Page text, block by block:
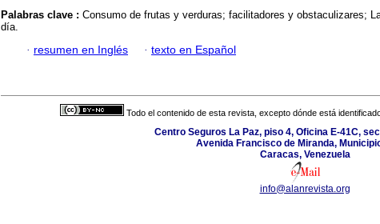
Palabras clave : Consumo de frutas y verduras; facilitadores y obstaculizares;
día.
· resumen en Inglés · texto en Español
Todo el contenido de esta revista, excepto dónde está
Centro Seguros La Paz, piso 4, Oficina E-41C,
Avenida Francisco de Miranda,
Caracas, Venezuela
info@alanrevista.org